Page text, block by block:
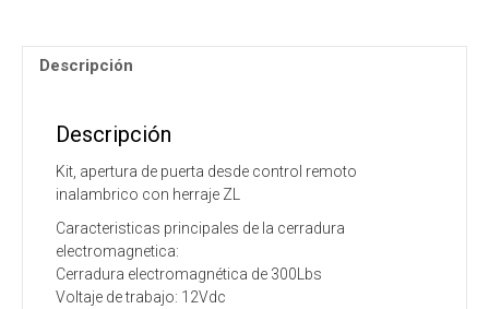
cantidad
Descripción
Descripción
Kit, apertura de puerta desde control remoto
inalambrico con herraje ZL
Caracteristicas principales de la cerradura
electromagnetica:
Cerradura electromagnética de 300Lbs
Voltaje de trabajo: 12Vdc